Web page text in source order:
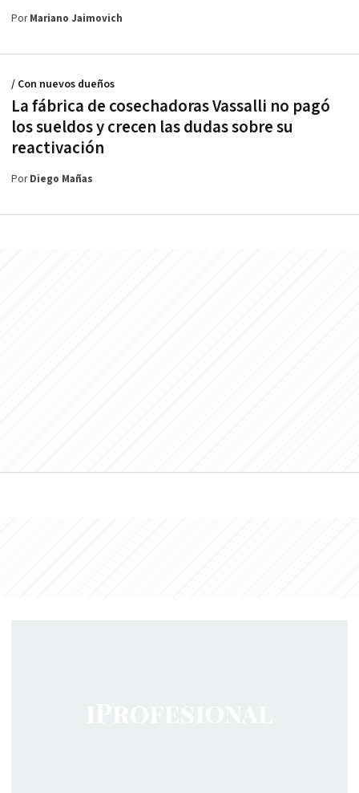
PorMariano Jaimovich
La fábrica de cosechadoras Vassalli no pagó
los sueldos y crecen las dudas sobre su
reactivación
/ Con nuevos dueños
PorDiego Mañas